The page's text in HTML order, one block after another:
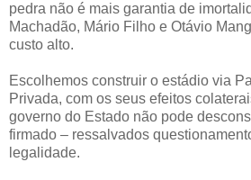
pedra não é mais garantia de
Machadão, Mário Filho e Otávio
custo alto.
Escolhemos construir o estádio via
Privada, com os seus efeitos
governo do Estado não pode
firmado – ressalvados
legalidade.